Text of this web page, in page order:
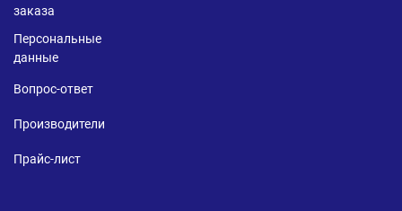
заказа
Персональные
данные
Вопрос-ответ
Производители
Прайс-лист